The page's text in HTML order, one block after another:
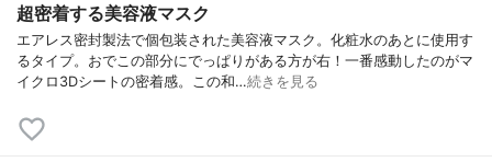
超密着する美容液マスク
エアレス密封製法で個包装された美容液マスク。化粧水のあとに使用す
るタイプ。おでこの部分にでっぱりがある方が右！一番感動したのがマ
イクロ3Dシートの密着感。この和…続きを見る